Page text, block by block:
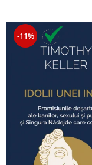
-11%